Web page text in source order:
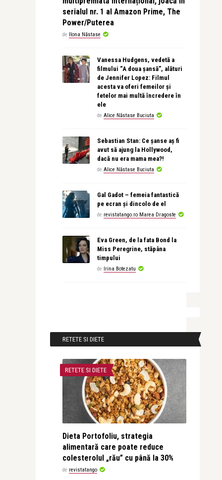
serialul nr. 1 al Amazon Prime, The
Power/Puterea
de Ilona Năstase
Vanessa Hudgens, vedetă a
filmului “A doua șansă”, alături
de Jennifer Lopez: Filmul
acesta va oferi femeilor și
fetelor mai multă încredere în
ele
de Alice Năstase Buciuta
Sebastian Stan: Ce șanse aș fi
avut să ajung la Hollywood,
dacă nu era mama mea?!
de Alice Năstase Buciuta
Gal Gadot – femeia fantastică
pe ecran și dincolo de el
de revistatango.ro Marea Dragoste
Eva Green, de la fata Bond la
Miss Peregrine, stăpâna
timpului
de Irina Botezatu
RETETE SI DIETE
RETETE SI DIETE
Dieta Portofoliu, strategia
alimentară care poate reduce
colesterolul „rău” cu până la 30%
de revistatango